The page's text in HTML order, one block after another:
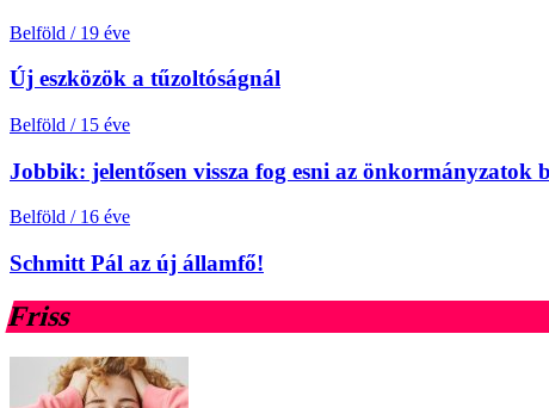
Belföld / 19 éve
Új eszközök a tűzoltóságnál
Belföld / 15 éve
Jobbik: jelentősen vissza fog esni az önkormányzatok
Belföld / 16 éve
Schmitt Pál az új államfő!
Friss